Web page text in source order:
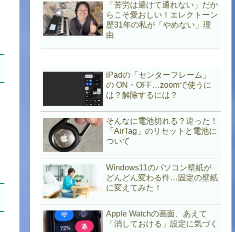
「苦労は避けて通れない」だか
らこそ愛おしい！エレクトーン
歴31年の私が「やめない」理
由
iPadの「センターフレーム」
の ON・OFF…zoomで使うに
は？解除するには？
そんなに電池切れる？違った！
「AirTag」のリセットと電池に
ついて
Windows11のパソコン壁紙が
どんどん変わる件…固定の壁紙
に変えてみた！
Apple Watchの画面、あえて
「消しておける」設定に気づく